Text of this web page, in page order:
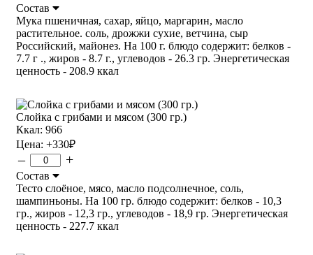
Состав
Мука пшеничная, сахар, яйцо, маргарин, масло
растительное. соль, дрожжи сухие, ветчина, сыр
Российский, майонез. На 100 г. блюдо содержит: белков -
7.7 г ., жиров - 8.7 г., углеводов - 26.3 гр. Энергетическая
ценность - 208.9 ккал
Слойка с грибами и мясом (300 гр.)
Ккал: 966
Цена: +330₽
– +
Состав
Тесто слоёное, мясо, масло подсолнечное, соль,
шампиньоны. На 100 гр. блюдо содержит: белков - 10,3
гр., жиров - 12,3 гр., углеводов - 18,9 гр. Энергетическая
ценность - 227.7 ккал